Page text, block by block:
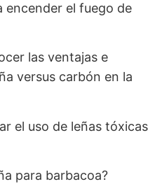
encender el fuego de
las ventajas e
versus carbón en la
el uso de leñas tóxicas
para barbacoa?